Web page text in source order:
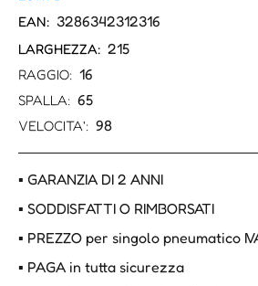
EAN: 3286342312316
LARGHEZZA: 215
RAGGIO: 16
SPALLA: 65
VELOCITA': 98
▪ GARANZIA DI 2 ANNI
▪ SODDISFATTI O RIMBORSATI
▪ PREZZO per singolo pneumatico
▪ PAGA in tutta sicurezza